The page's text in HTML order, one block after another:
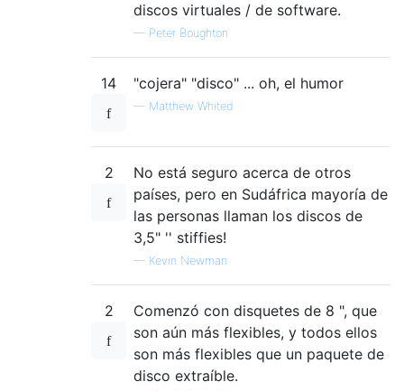
discos virtuales / de software.
— Peter Boughton
14 "cojera" "disco" ... oh, el humor
— Matthew Whited
2
No está seguro acerca de otros
países, pero en Sudáfrica mayoría de
las personas llaman los discos de
3,5" '' stiffies!
— Kevin Newman
2
Comenzó con disquetes de 8 ", que
son aún más flexibles, y todos ellos
son más flexibles que un paquete de
disco extraíble.